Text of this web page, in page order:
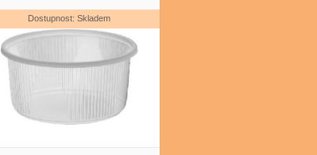
Dostupnost: Skladem